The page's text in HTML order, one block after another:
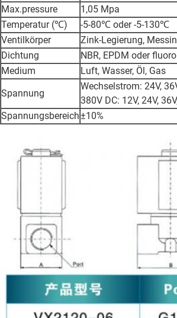
Max.pressure
1,05 Mpa
Temperatur (℃)
-5-80℃ oder -5-130℃
Ventilkörper
Zink-Legierung,
Dichtung
NBR, EPDM oder
Medium
Luft, Wasser, Öl, Gas
Spannung
Wechselstrom: 24V,
380V DC: 12V, 24V,
Spannungsbereich±10%